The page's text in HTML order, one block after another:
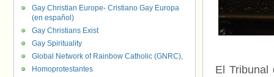
El Tribunal
Gay Christian Europe- Cristiano Gay Europa
(en español)
Gay Christians Exist
Gay Spirituality
Global Network of Rainbow Catholic (GNRC),
Homoprotestantes